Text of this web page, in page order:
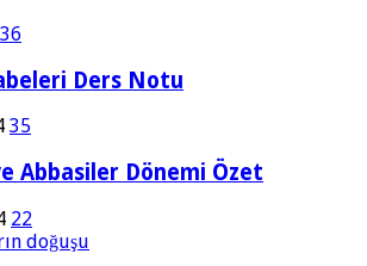
36
Ders Notu
35
Abbasiler Dönemi Özet
22